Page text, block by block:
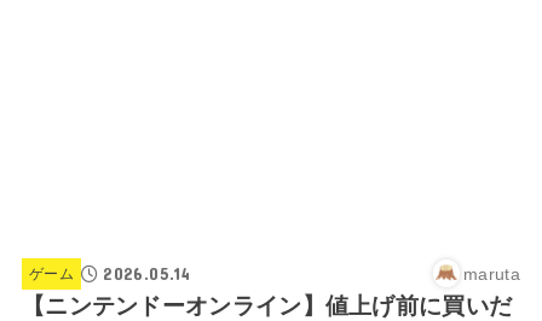
ゲーム 2026.05.14 maruta
【ニンテンドーオンライン】値上げ前に買いだ